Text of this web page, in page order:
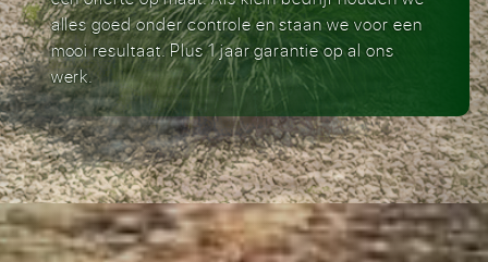
alles goed onder controle en staan we voor een
mooi resultaat. Plus 1 jaar garantie op al ons
werk.